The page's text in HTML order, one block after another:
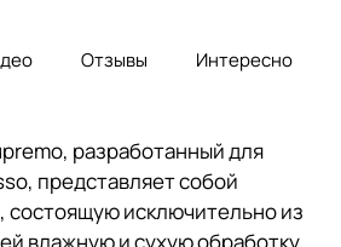
и
Отзывы Интересно
разработанный для
представляет собой
состоящую исключительно из